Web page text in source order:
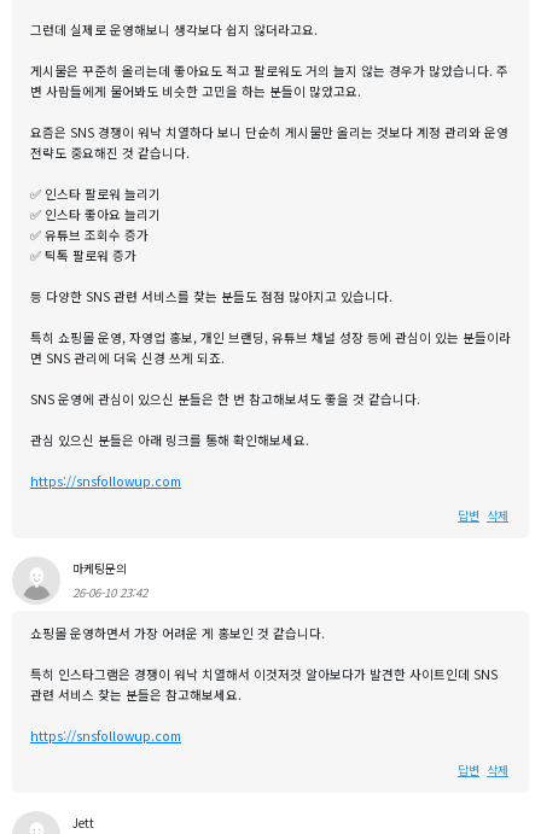
그런데 실제로 운영해보니 생각보다 쉽지 않더라고요.
게시물은 꾸준히 올리는데 좋아요도 적고 팔로워도 거의 늘지 않는 경우가 많았습니다. 주
변 사람들에게 물어봐도 비슷한 고민을 하는 분들이 많았고요.
요즘은 SNS 경쟁이 워낙 치열하다 보니 단순히 게시물만 올리는 것보다 계정 관리와 운영
전략도 중요해진 것 같습니다.
✅ 인스타 팔로워 늘리기
✅ 인스타 좋아요 늘리기
✅ 유튜브 조회수 증가
✅ 틱톡 팔로워 증가
등 다양한 SNS 관련 서비스를 찾는 분들도 점점 많아지고 있습니다.
특히 쇼핑몰 운영, 자영업 홍보, 개인 브랜딩, 유튜브 채널 성장 등에 관심이 있는 분들이라
면 SNS 관리에 더욱 신경 쓰게 되죠.
SNS 운영에 관심이 있으신 분들은 한 번 참고해보셔도 좋을 것 같습니다.
관심 있으신 분들은 아래 링크를 통해 확인해보세요.
https://snsfollowup.com
답변 삭제
마케팅문의
26-06-10 23:42
쇼핑몰 운영하면서 가장 어려운 게 홍보인 것 같습니다.
특히 인스타그램은 경쟁이 워낙 치열해서 이것저것 알아보다가 발견한 사이트인데 SNS
관련 서비스 찾는 분들은 참고해보세요.
https://snsfollowup.com
답변 삭제
Jett